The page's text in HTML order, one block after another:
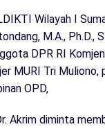
Wilayah I
M.A., Ph.D.,
DPR RI
MURI Tri Muliono,
OPD,
Akrim diminta